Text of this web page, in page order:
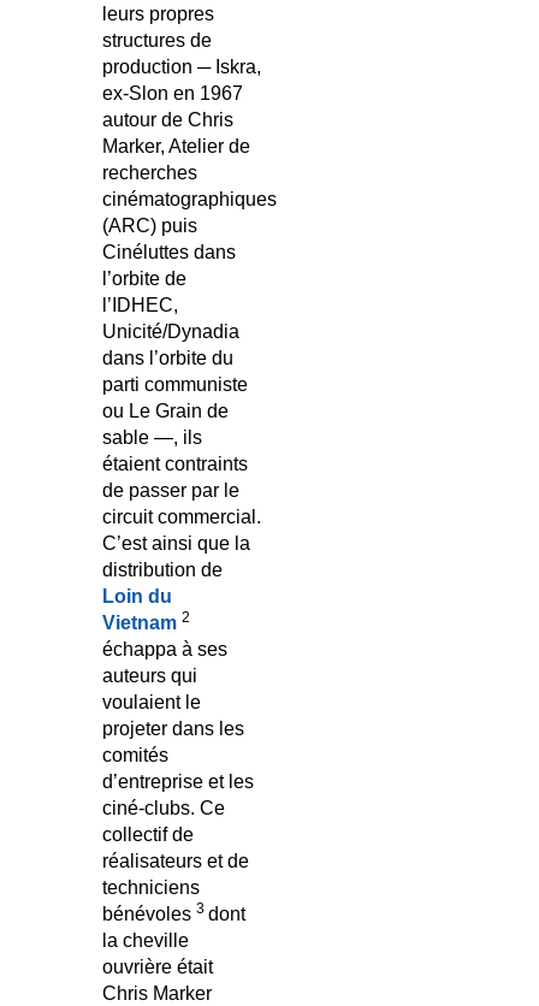
leurs propres
structures de
production ─ Iskra,
ex-Slon en 1967
autour de Chris
Marker, Atelier de
recherches
cinématographiques
(ARC) puis
Cinéluttes dans
l’orbite de
l’IDHEC,
Unicité/Dynadia
dans l’orbite du
parti communiste
ou Le Grain de
sable —, ils
étaient contraints
de passer par le
circuit commercial.
C’est ainsi que la
distribution de
Loin du
Vietnam 2
échappa à ses
auteurs qui
voulaient le
projeter dans les
comités
d’entreprise et les
ciné-clubs. Ce
collectif de
réalisateurs et de
techniciens
bénévoles 3 dont
la cheville
ouvrière était
Chris Marker